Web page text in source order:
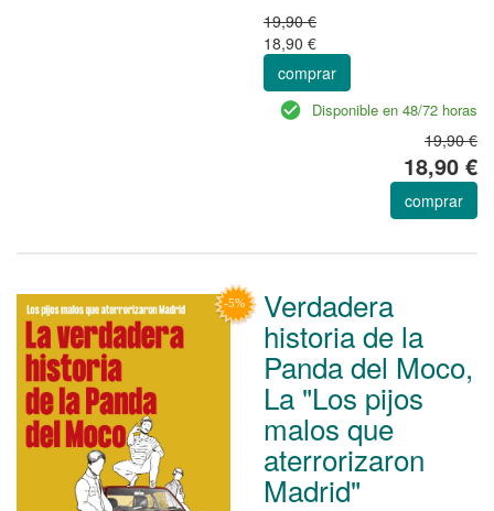
19,90 €
18,90 €
comprar
Disponible en 48/72 horas
19,90 €
18,90 €
comprar
Verdadera
historia de la
Panda del Moco,
La "Los pijos
malos que
aterrorizaron
Madrid"